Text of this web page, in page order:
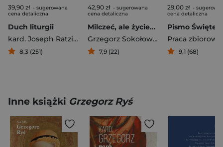
39,90 zł - sugerowana
cena detaliczna
Duch liturgii
kard. Joseph Ratzinger
8,3 (251)
42,90 zł - sugerowana
cena detaliczna
Milczeć, ale życiem wołać
Grzegorz Sokołowski
7,9 (22)
29,00 zł -
cena detaliczna
Praca zbiorowa
9,1 (68)
Inne książki Grzegorz Ryś